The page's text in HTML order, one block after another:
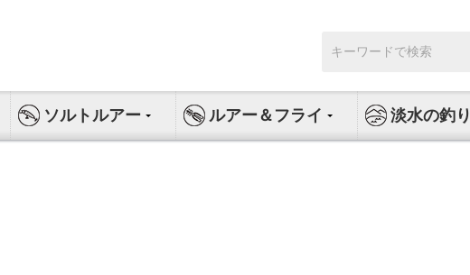
索:
ソルトルアー ルアー＆フライ 淡水の釣り